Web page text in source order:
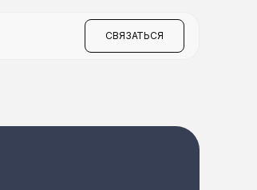
СВЯЗАТЬСЯ